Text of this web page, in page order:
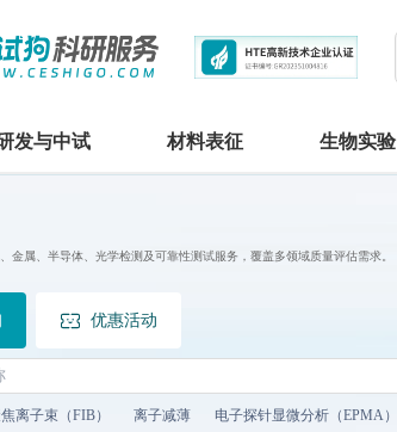
发与中试 材料表征 生物实验
金属、半导体、光学检测及可靠性测试服务，覆盖多领域质量评估需求。
优惠活动
离子束（FIB） 离子减薄 电子探针显微分析（EPMA）